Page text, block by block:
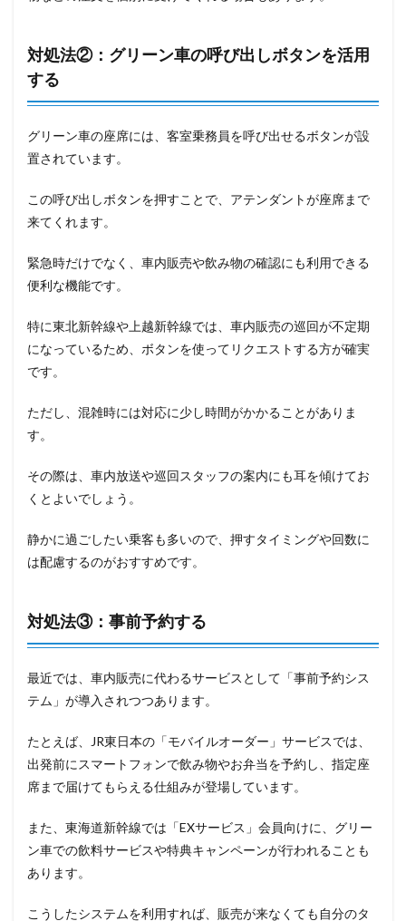
対処法②：グリーン車の呼び出しボタンを活用
する
グリーン車の座席には、客室乗務員を呼び出せるボタンが設
置されています。
この呼び出しボタンを押すことで、アテンダントが座席まで
来てくれます。
緊急時だけでなく、車内販売や飲み物の確認にも利用できる
便利な機能です。
特に東北新幹線や上越新幹線では、車内販売の巡回が不定期
になっているため、ボタンを使ってリクエストする方が確実
です。
ただし、混雑時には対応に少し時間がかかることがありま
す。
その際は、車内放送や巡回スタッフの案内にも耳を傾けてお
くとよいでしょう。
静かに過ごしたい乗客も多いので、押すタイミングや回数に
は配慮するのがおすすめです。
対処法③：事前予約する
最近では、車内販売に代わるサービスとして「事前予約シス
テム」が導入されつつあります。
たとえば、JR東日本の「モバイルオーダー」サービスでは、
出発前にスマートフォンで飲み物やお弁当を予約し、指定座
席まで届けてもらえる仕組みが登場しています。
また、東海道新幹線では「EXサービス」会員向けに、グリー
ン車での飲料サービスや特典キャンペーンが行われることも
あります。
こうしたシステムを利用すれば、販売が来なくても自分のタ